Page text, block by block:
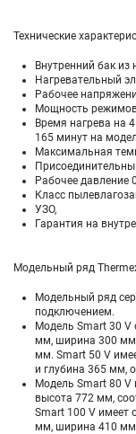
Технические
Внутренний бак
Нагревательный
Рабочее
Мощность
Время нагрева на
165 минут на
Максимальная
Рабочее давление
Класс
УЗО,
Гарантия на
Модельный ряд
Модельный ряд
подключением.
Модель Smart 30 V
мм, ширина 300 мм
мм. Smart 50 V
и глубина 365 мм,
Модель Smart 80 V
высота 772 мм,
Smart 100 V имеет
мм, ширина 410